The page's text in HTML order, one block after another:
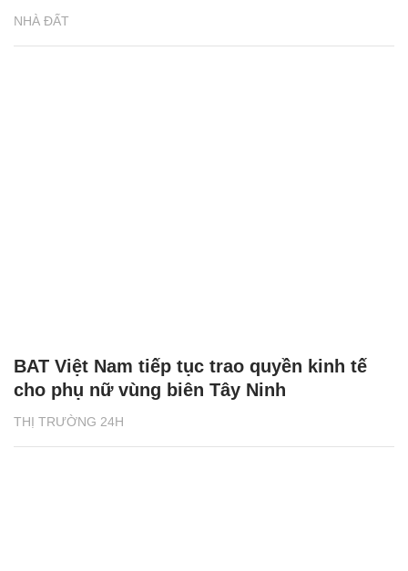
NHÀ ĐẤT
THỊ TRƯỜNG 24H
BAT Việt Nam tiếp tục trao quyền kinh tế
cho phụ nữ vùng biên Tây Ninh